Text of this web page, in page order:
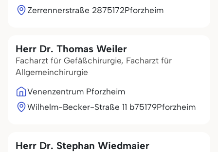
Zerrennerstraße 2875172Pforzheim
Herr Dr. Thomas Weiler
Facharzt für Gefäßchirurgie, Facharzt für
Allgemeinchirurgie
Venenzentrum Pforzheim
Wilhelm-Becker-Straße 11 b75179Pforzheim
Herr Dr. Stephan Wiedmaier